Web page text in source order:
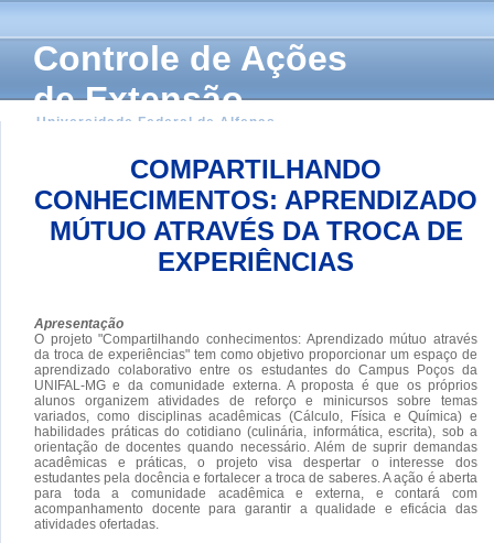
Controle de Ações
de Extensão
Universidade Federal de Alfenas
COMPARTILHANDO
CONHECIMENTOS: APRENDIZADO
MÚTUO ATRAVÉS DA TROCA DE
EXPERIÊNCIAS
Apresentação
O projeto "Compartilhando conhecimentos: Aprendizado mútuo através
da troca de experiências" tem como objetivo proporcionar um espaço de
aprendizado colaborativo entre os estudantes do Campus Poços da
UNIFAL-MG e da comunidade externa. A proposta é que os próprios
alunos organizem atividades de reforço e minicursos sobre temas
variados, como disciplinas acadêmicas (Cálculo, Física e Química) e
habilidades práticas do cotidiano (culinária, informática, escrita), sob a
orientação de docentes quando necessário. Além de suprir demandas
acadêmicas e práticas, o projeto visa despertar o interesse dos
estudantes pela docência e fortalecer a troca de saberes. A ação é aberta
para toda a comunidade acadêmica e externa, e contará com
acompanhamento docente para garantir a qualidade e eficácia das
atividades ofertadas.